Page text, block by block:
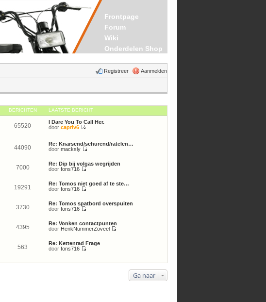
Frontpage
Forum
Wiki
Onderdelen Shop
Aanmelden
Registreer
BERICHTEN LAATSTE BERICHT
65520
I Dare You To Call Her.
door capriv6
bericht
44090
Re: Knarsend/schurend/ratelen…
door macksly
bericht
7000
Re: Dip bij volgas wegrijden
door fons716
bericht
19291
Re: Tomos niet goed af te ste…
door fons716
bericht
3730
Re: Tomos spatbord overspuiten
door fons716
bericht
4395
Re: Vonken contactpunten
door HenkNummerZoveel
563
Re: Kettenrad Frage
door fons716
bericht
Ga naar